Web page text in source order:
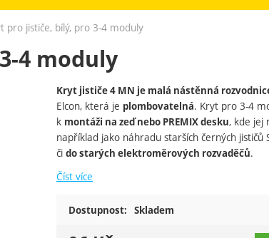
pro jističe, bílý, pro 3-4 moduly
4 moduly
Kryt jističe 4 MN je malá nástěnná
Elcon, která je plombovatelná. Kryt pro 3-4
k montáži na zeď nebo PREMIX desku, kde jej
například jako náhradu starších černých jističů
či do starých elektroměrových rozvaděčů.
Číst více
Dostupnost: Skladem